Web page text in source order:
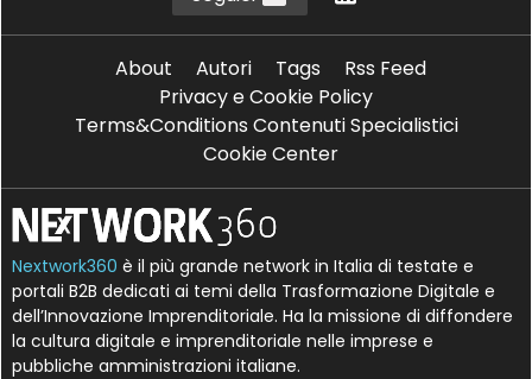
About Autori Tags
Rss Feed
Privacy e Cookie Policy
Terms&Conditions Contenuti Specialistici
Cookie Center
Nextwork360 è il più grande network in Italia di testate e
portali B2B dedicati ai temi della Trasformazione Digitale e
dell’Innovazione Imprenditoriale. Ha la missione di diffondere
la cultura digitale e imprenditoriale nelle imprese e
pubbliche amministrazioni italiane.